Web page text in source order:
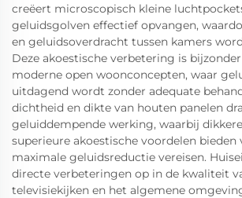
creëert microscopisch kleine
geluidsgolven effectief opvangen,
en geluidsoverdracht tussen kamers
Deze akoestische verbetering is
moderne open woonconcepten, waar
uitdagend wordt zonder adequate
dichtheid en dikte van houten panelen
geluiddempende werking, waarbij
superieure akoestische voordelen
maximale geluidsreductie vereisen.
directe verbeteringen op in de kwaliteit
televisiekijken en het algemene